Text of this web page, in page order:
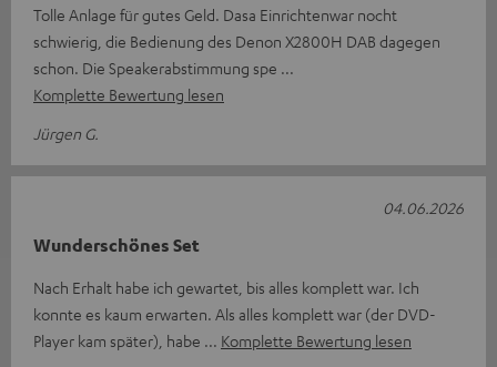
Tolle Anlage für gutes Geld. Dasa Einrichtenwar nocht
schwierig, die Bedienung des Denon X2800H DAB dagegen
schon. Die Speakerabstimmung spe
Komplette Bewertung lesen
Jürgen G.
Wunderschönes Set
Nach Erhalt habe ich gewartet, bis alles komplett war. Ich
konnte es kaum erwarten. Als alles komplett war (der DVD-
Player kam später), habe
Komplette Bewertung lesen
04.06.2026